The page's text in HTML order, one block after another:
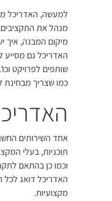
למעשה, האדריכל
מנהל את
מיקום המבנה, איך
האדריכל גם מסייע
שותפים לפרויקט
כמו שצריך מבחינת
אחד השירותים
תוכניות, בעלי
וכמו כן בהתאם
האדריכל דואג לכל
מקצועיות.